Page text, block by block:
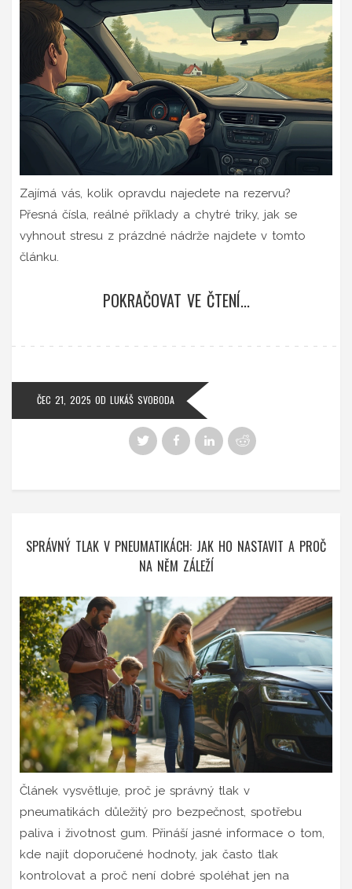
Zajímá vás, kolik opravdu najedete na rezervu?
Přesná čísla, reálné příklady a chytré triky, jak se
vyhnout stresu z prázdné nádrže najdete v tomto
článku.
POKRAČOVAT VE ČTENÍ...
ČEC 21, 2025 OD LUKÁŠ SVOBODA
SPRÁVNÝ TLAK V PNEUMATIKÁCH: JAK HO NASTAVIT A PROČ
NA NĚM ZÁLEŽÍ
Článek vysvětluje, proč je správný tlak v
pneumatikách důležitý pro bezpečnost, spotřebu
paliva i životnost gum. Přináší jasné informace o tom,
kde najít doporučené hodnoty, jak často tlak
kontrolovat a proč není dobré spoléhat jen na